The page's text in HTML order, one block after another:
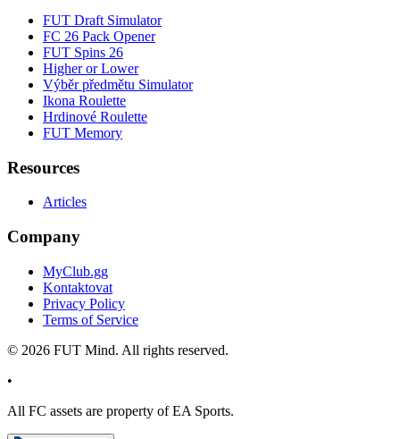
FUT Draft Simulator
FC 26 Pack Opener
FUT Spins 26
Higher or Lower
Výběr předmětu Simulator
Ikona Roulette
Hrdinové Roulette
FUT Memory
Resources
Articles
Company
MyClub.gg
Kontaktovat
Privacy Policy
Terms of Service
© 2026 FUT Mind. All rights reserved.
•
All FC assets are property of EA Sports.